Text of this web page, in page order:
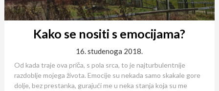
Kako se nositi s emocijama?
16. studenoga 2018.
Od kada traje ova priča, s pola srca, to je najturbulentnije
razdoblje mojega života. Emocije su nekada samo skakale gore
dolje, bez prestanka, gurajući me u neka stanja koja su me